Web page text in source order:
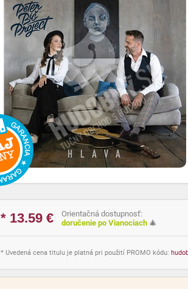
* 13.59 €
Orientačná dostupnosť:
doručenie po Vianociach 🎄
* Uvedená cena titulu je platná pri použití PROMO kódu: